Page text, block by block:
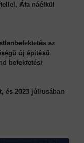
Áfa náélkül
az
új építésű
befektetési
és 2023 júliusában